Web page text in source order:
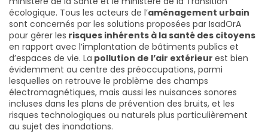
écologique. Tous les acteurs de l’aménagement urbain
sont concernés par les solutions proposées par IsadOrA
pour gérer les risques inhérents à la santé des citoyens
en rapport avec l’implantation de bâtiments publics et
d’espaces de vie. La pollution de l’air extérieur est bien
évidemment au centre des préoccupations, parmi
lesquelles on retrouve le problème des champs
électromagnétiques, mais aussi les nuisances sonores
incluses dans les plans de prévention des bruits, et les
risques technologiques ou naturels plus particulièrement
au sujet des inondations.